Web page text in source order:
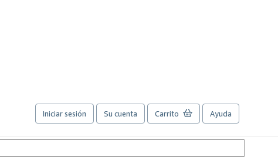
Iniciar sesión Su cuenta Carrito Ayuda